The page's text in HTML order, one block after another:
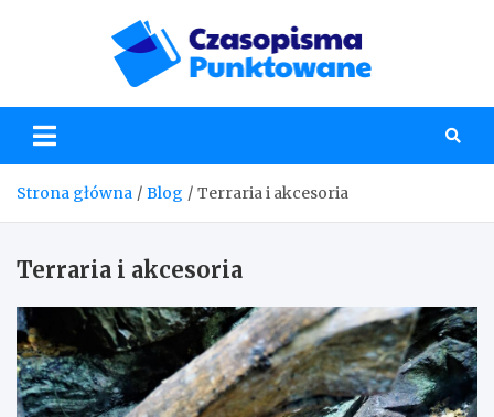
Strona główna Blog Terraria i akcesoria
Terraria i akcesoria